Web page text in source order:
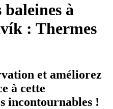
à
: Thermes
et améliorez
à cette
incontournables !